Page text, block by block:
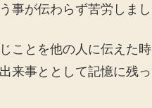
事が伝わらず苦労しまし
ことを他の人に伝えた
来事ととして記憶に残っ